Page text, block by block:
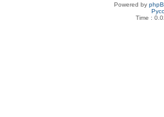
Powered by
Time :